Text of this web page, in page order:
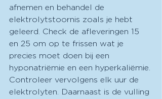
afnemen en behandel de
elektrolytstoornis zoals je hebt
geleerd. Check de afleveringen 15
en 25 om op te frissen wat je
precies moet doen bij een
hyponatriëmie en een hyperkaliëmie.
Controleer vervolgens elk uur de
elektrolyten. Daarnaast is de vulling